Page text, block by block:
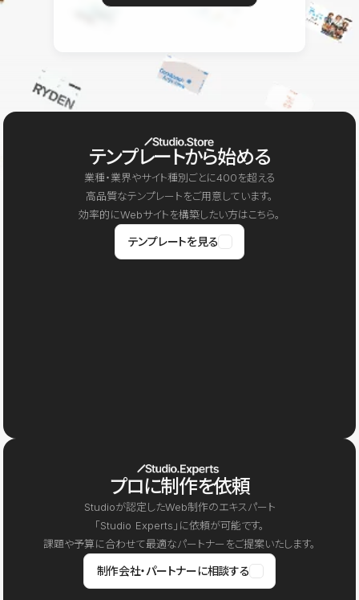
テンプレートから始める
業種・業界やサイト種別ごとに400を超える
高品質なテンプレートをご用意しています。
効率的にWebサイトを構築したい方はこちら。
テンプレートを見る
プロに制作を依頼
Studioが認定したWeb制作のエキスパート
「Studio Experts」に依頼が可能です。
課題や予算に合わせて最適なパートナーをご提案いたします。
制作会社・パートナーに相談する